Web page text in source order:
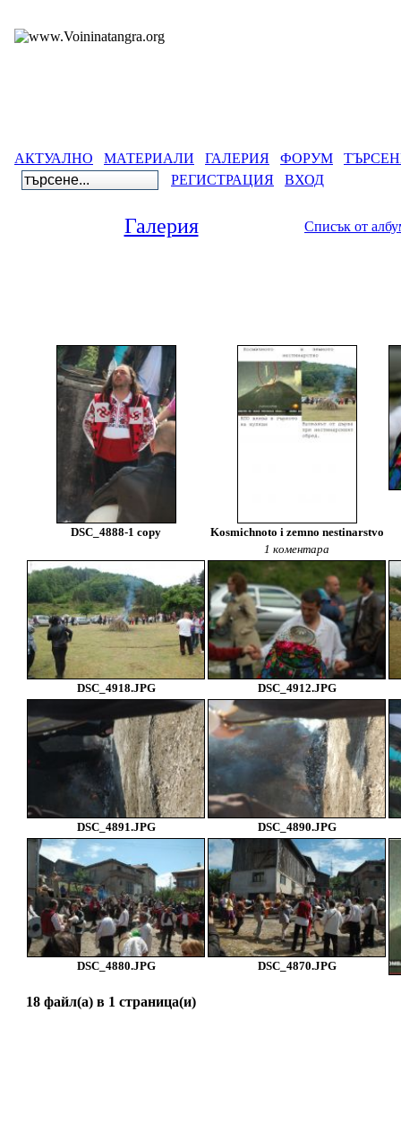
АКТУАЛНО МАТЕРИАЛИ ГАЛЕРИЯ ФОРУМ
РЕГИСТРАЦИЯ
ВХОД
Галерия Списък от
DSC_4888-1 copy
Kosmichnoto i zemno nestinarstvo
1 коментара
DSC_4918.JPG DSC_4912.JPG
DSC_4891.JPG DSC_4890.JPG
DSC_4880.JPG DSC_4870.JPG
18 файл(а) в 1 страница(и)